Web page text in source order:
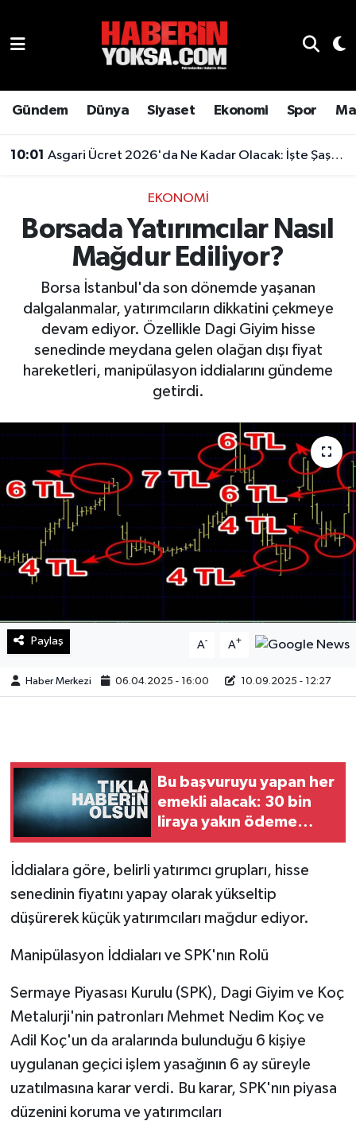
Gündem Dünya Siyaset Ekonomi Spor
10:01 Asgari Ücret 2026'da Ne Kadar Olacak: İşte Şaşırtan Rakam
EKONOMI
Borsada Yatırımcılar Nasıl
Mağdur Ediliyor?
Borsa İstanbul'da son dönemde yaşanan
dalgalanmalar, yatırımcıların dikkatini çekmeye
devam ediyor. Özellikle Dagi Giyim hisse
senedinde meydana gelen olağan dışı fiyat
hareketleri, manipülasyon iddialarını gündeme
getirdi.
Paylaş A- A+
Haber Merkezi 06.04.2025 - 16:00 10.09.2025 - 12:27
Bu başvuruyu yapan her
emekli alacak: 30 bin
liraya yakın ödeme
yapılıyor
İddialara göre, belirli yatırımcı grupları, hisse
senedinin fiyatını yapay olarak yükseltip
düşürerek küçük yatırımcıları mağdur ediyor.
Manipülasyon İddiaları ve SPK'nın Rolü
Sermaye Piyasası Kurulu (SPK), Dagi Giyim ve Koç
Metalurji'nin patronları Mehmet Nedim Koç ve
Adil Koç'un da aralarında bulunduğu 6 kişiye
uygulanan geçici işlem yasağının 6 ay süreyle
uzatılmasına karar verdi. Bu karar, SPK'nın piyasa
düzenini koruma ve yatırımcıları
Genel
Gündem
Magazin
Otomobil
Teknoloji
Yaşam
Hava Durumu
Son Dakika Haberleri
Haber Arşivi